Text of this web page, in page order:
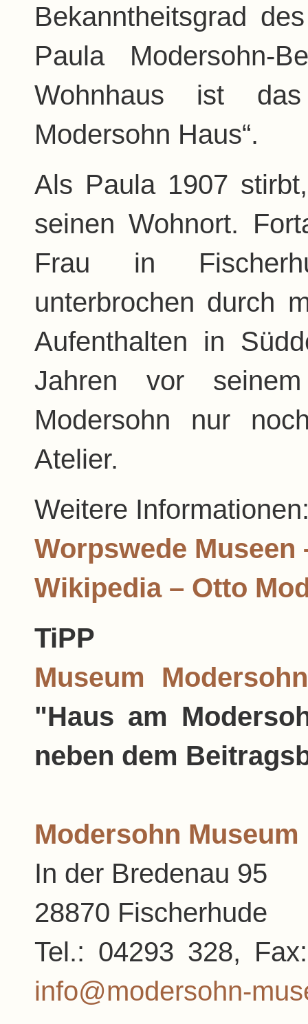
Bekanntheitsgrad
Paula Modersohn-
Wohnhaus ist
Modersohn Haus“.
Als Paula 1907
seinen Wohnort.
Frau in
unterbrochen durch
Aufenthalten in
Jahren vor
Modersohn nur
Atelier.
Weitere
Worpswede
Wikipedia – Otto
TiPP
Museum
"Haus am
neben dem
Modersohn
In der Bredenau 95
28870 Fischerhude
Tel.: 04293 328,
info@modersohn-